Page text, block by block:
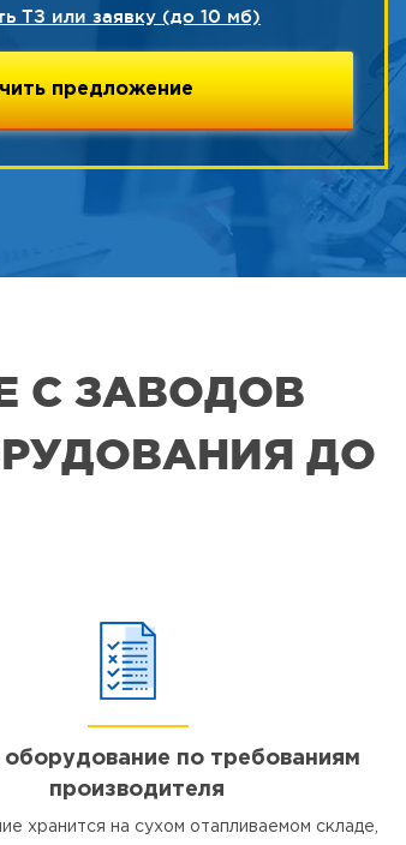
ТЗ или заявку (до 10 мб)
С ЗАВОДОВ
ДО
по требованиям
производителя
хранится на сухом отапливаемом складе,